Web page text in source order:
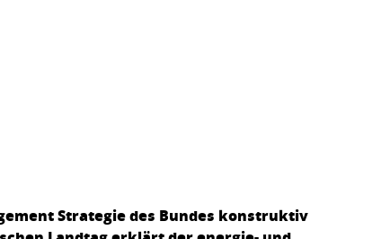
Strategie des Bundes konstruktiv